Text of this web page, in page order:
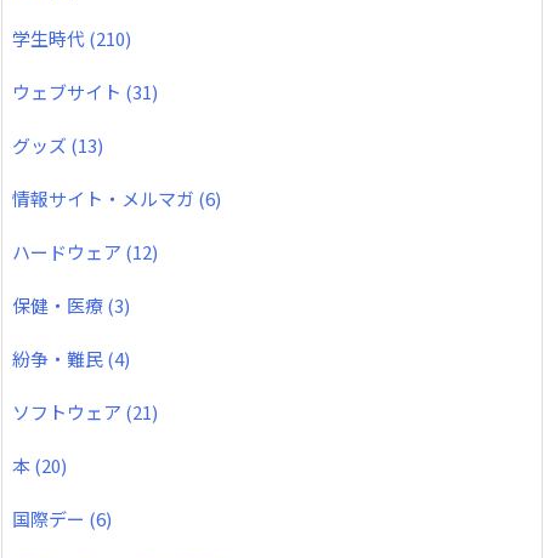
学生時代(210)
ウェブサイト (31)
グッズ (13)
情報サイト・メルマガ (6)
ハードウェア (12)
保健・医療(3)
紛争・難民(4)
ソフトウェア (21)
本(20)
国際デー (6)